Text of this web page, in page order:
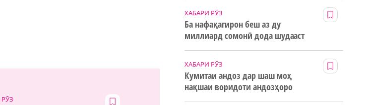
ХАБАРИ РӮЗ
Ба нафақагирон беш аз ду
миллиард сомонӣ дода шудааст
ХАБАРИ РӮЗ
Кумитаи андоз дар шаш моҳ
нақшаи воридоти андозҳоро